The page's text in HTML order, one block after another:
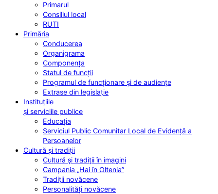
Primarul
Consiliul local
RUTI
Primăria
Conducerea
Organigrama
Componența
Statul de funcții
Programul de funcționare și de audiențe
Extrase din legislație
Instituțiile
și serviciile publice
Educația
Serviciul Public Comunitar Local de Evidență a
Persoanelor
Cultură și tradiții
Cultură și tradiții în imagini
Campania „Hai în Oltenia”
Tradiții novăcene
Personalități novăcene